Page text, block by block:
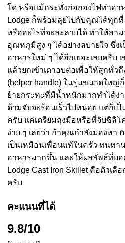
โด หรือแม้กระทั่งก่อกองไฟทำอา
Lodge ก็พร้อมลุยไปกับคุณได้ทุก
หรืออะไรที่จะละลายได้ ทำให้สาม
อุณหภูมิสูง ๆ ได้อย่างสบายใจ ซึ่ง
อาหารใหม่ ๆ ได้อีกเยอะเลยครับ
แล้วยกเข้าเตาอบต่อเพื่อให้สุกทั่ว
(helper handle) ในรุ่นขนาดใหญ่
ย้ายกระทะที่มีน้ำหนักมากทำได้ง่
ด้ามจับจะร้อนเร็วไปหน่อย แต่ก็เป็
ครับ แค่เตรียมถุงมือหรือที่จับซิลิ
ง่าย ๆ เลยว่า ถ้าคุณกำลังมองหา
เป็นเหมือนเพื่อนแท้ในครัว ทนทา
อาหารมากขึ้น และให้ผลลัพธ์ที่ยอ
Lodge Cast Iron Skillet คือตัวเ
ครับ
คะแนนที่ได้
9.8/10